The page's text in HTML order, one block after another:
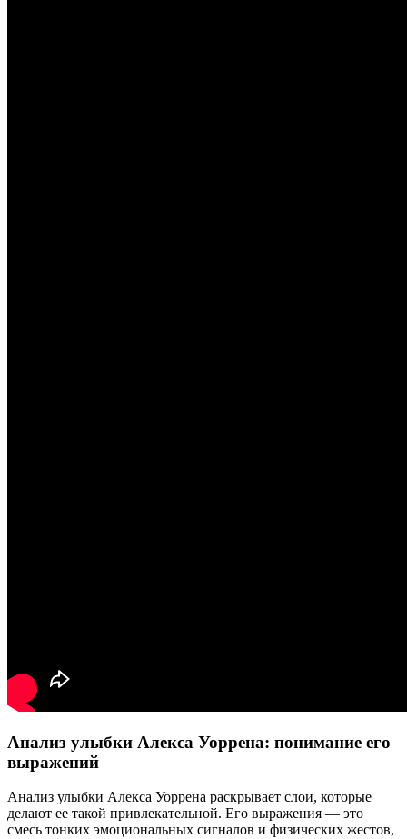
Анализ улыбки Алекса Уоррена: понимание его
выражений
Анализ улыбки Алекса Уоррена раскрывает слои, которые
делают ее такой привлекательной. Его выражения — это
смесь тонких эмоциональных сигналов и физических жестов,